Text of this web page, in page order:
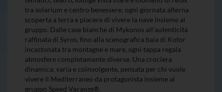
tra solarium e centro benessere: ogni giornata alterna
scoperta a terra e piacere di vivere la nave insieme al
gruppo. Dalle case bianche di Mykonos all’autenticità
raffinata di Syros, fino alla scenografica baia di Kotor
incastonata tra montagne e mare, ogni tappa regala
atmosfere completamente diverse. Una crociera
dinamica, varia e coinvolgente, pensata per chi vuole
vivere il Mediterraneo da protagonista insieme al
gruppo Speed Vacanze®.